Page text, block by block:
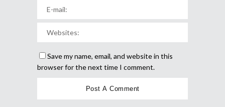
Save my name, email, and website in this
browser for the next time I comment.